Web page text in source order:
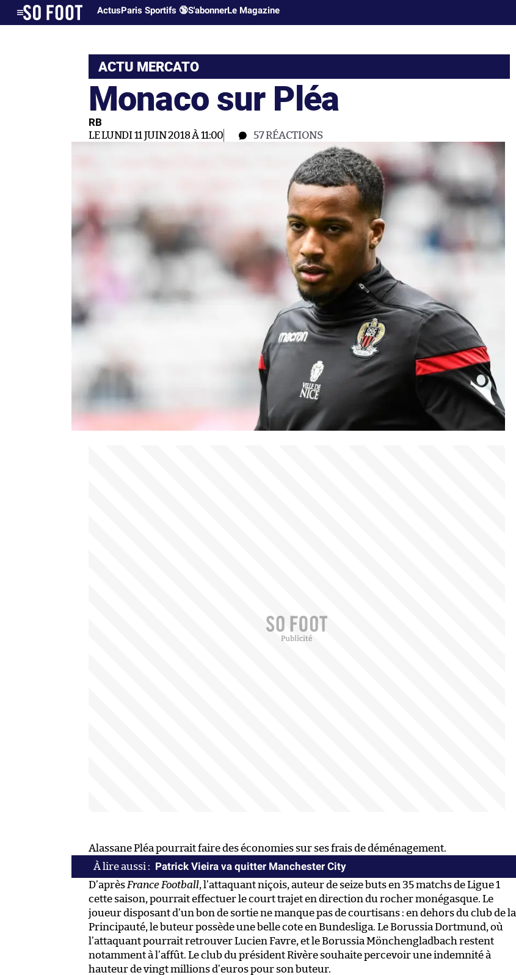
ActusParis Sportifs 🔞S'abonnerLe Magazine
ACTU MERCATO
Monaco sur Pléa
RB
LE LUNDI 11 JUIN 2018 À 11:00 57RÉACTIONS
Alassane Pléa pourrait faire des économies sur ses frais de déménagement.
Patrick Vieira va quitter Manchester City
D’après France Football, l’attaquant niçois, auteur de seize buts en 35 matchs de Ligue 1
cette saison, pourrait effectuer le court trajet en direction du rocher monégasque. Le
joueur disposant d’un bon de sortie ne manque pas de courtisans : en dehors du club de la
Principauté, le buteur possède une belle cote en Bundesliga. Le Borussia Dortmund, où
l’attaquant pourrait retrouver Lucien Favre, et le Borussia Mönchengladbach restent
notamment à l’affût. Le club du président Rivère souhaite percevoir une indemnité à
hauteur de vingt millions d’euros pour son buteur.